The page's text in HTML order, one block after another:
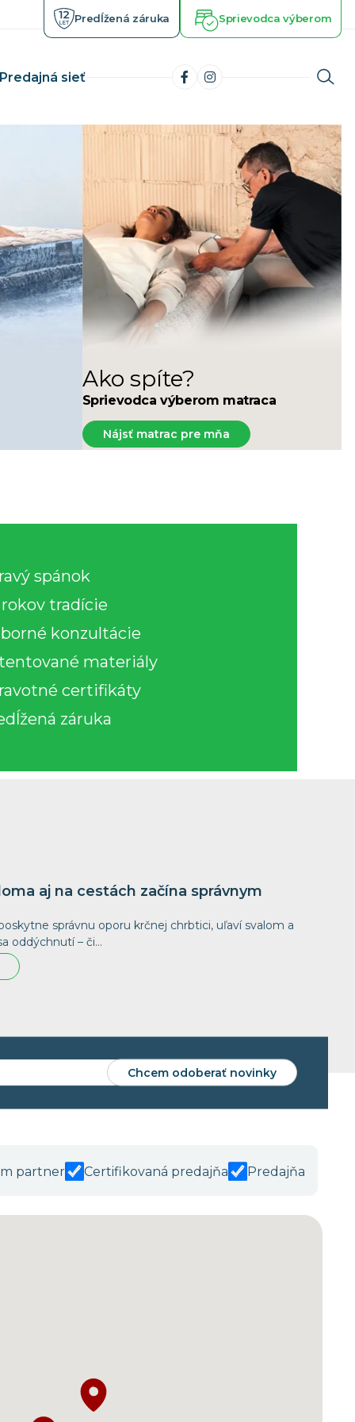
Predĺžená záruka Sprievodca výberom
Matrace s pamäťovou penou
Ortopedické matrace
Zdravotné matrace
Luxusné matrace
Kvalitné matrace
Vysoké matrace
Zdravotné doplňky
Prestieradlá
sieť
Ako spíte?
Sprievodca výberom matraca
Nájsť matrac pre mňa
spánok
tradície
konzultácie
materiály
certifikáty
záruka
aj na cestách začína správnym
správnu oporu krčnej chrbtici, uľaví svalom a
oddýchnutí – či…
Chcem odoberať novinky
partner Certifikovaná predajňa Predajňa